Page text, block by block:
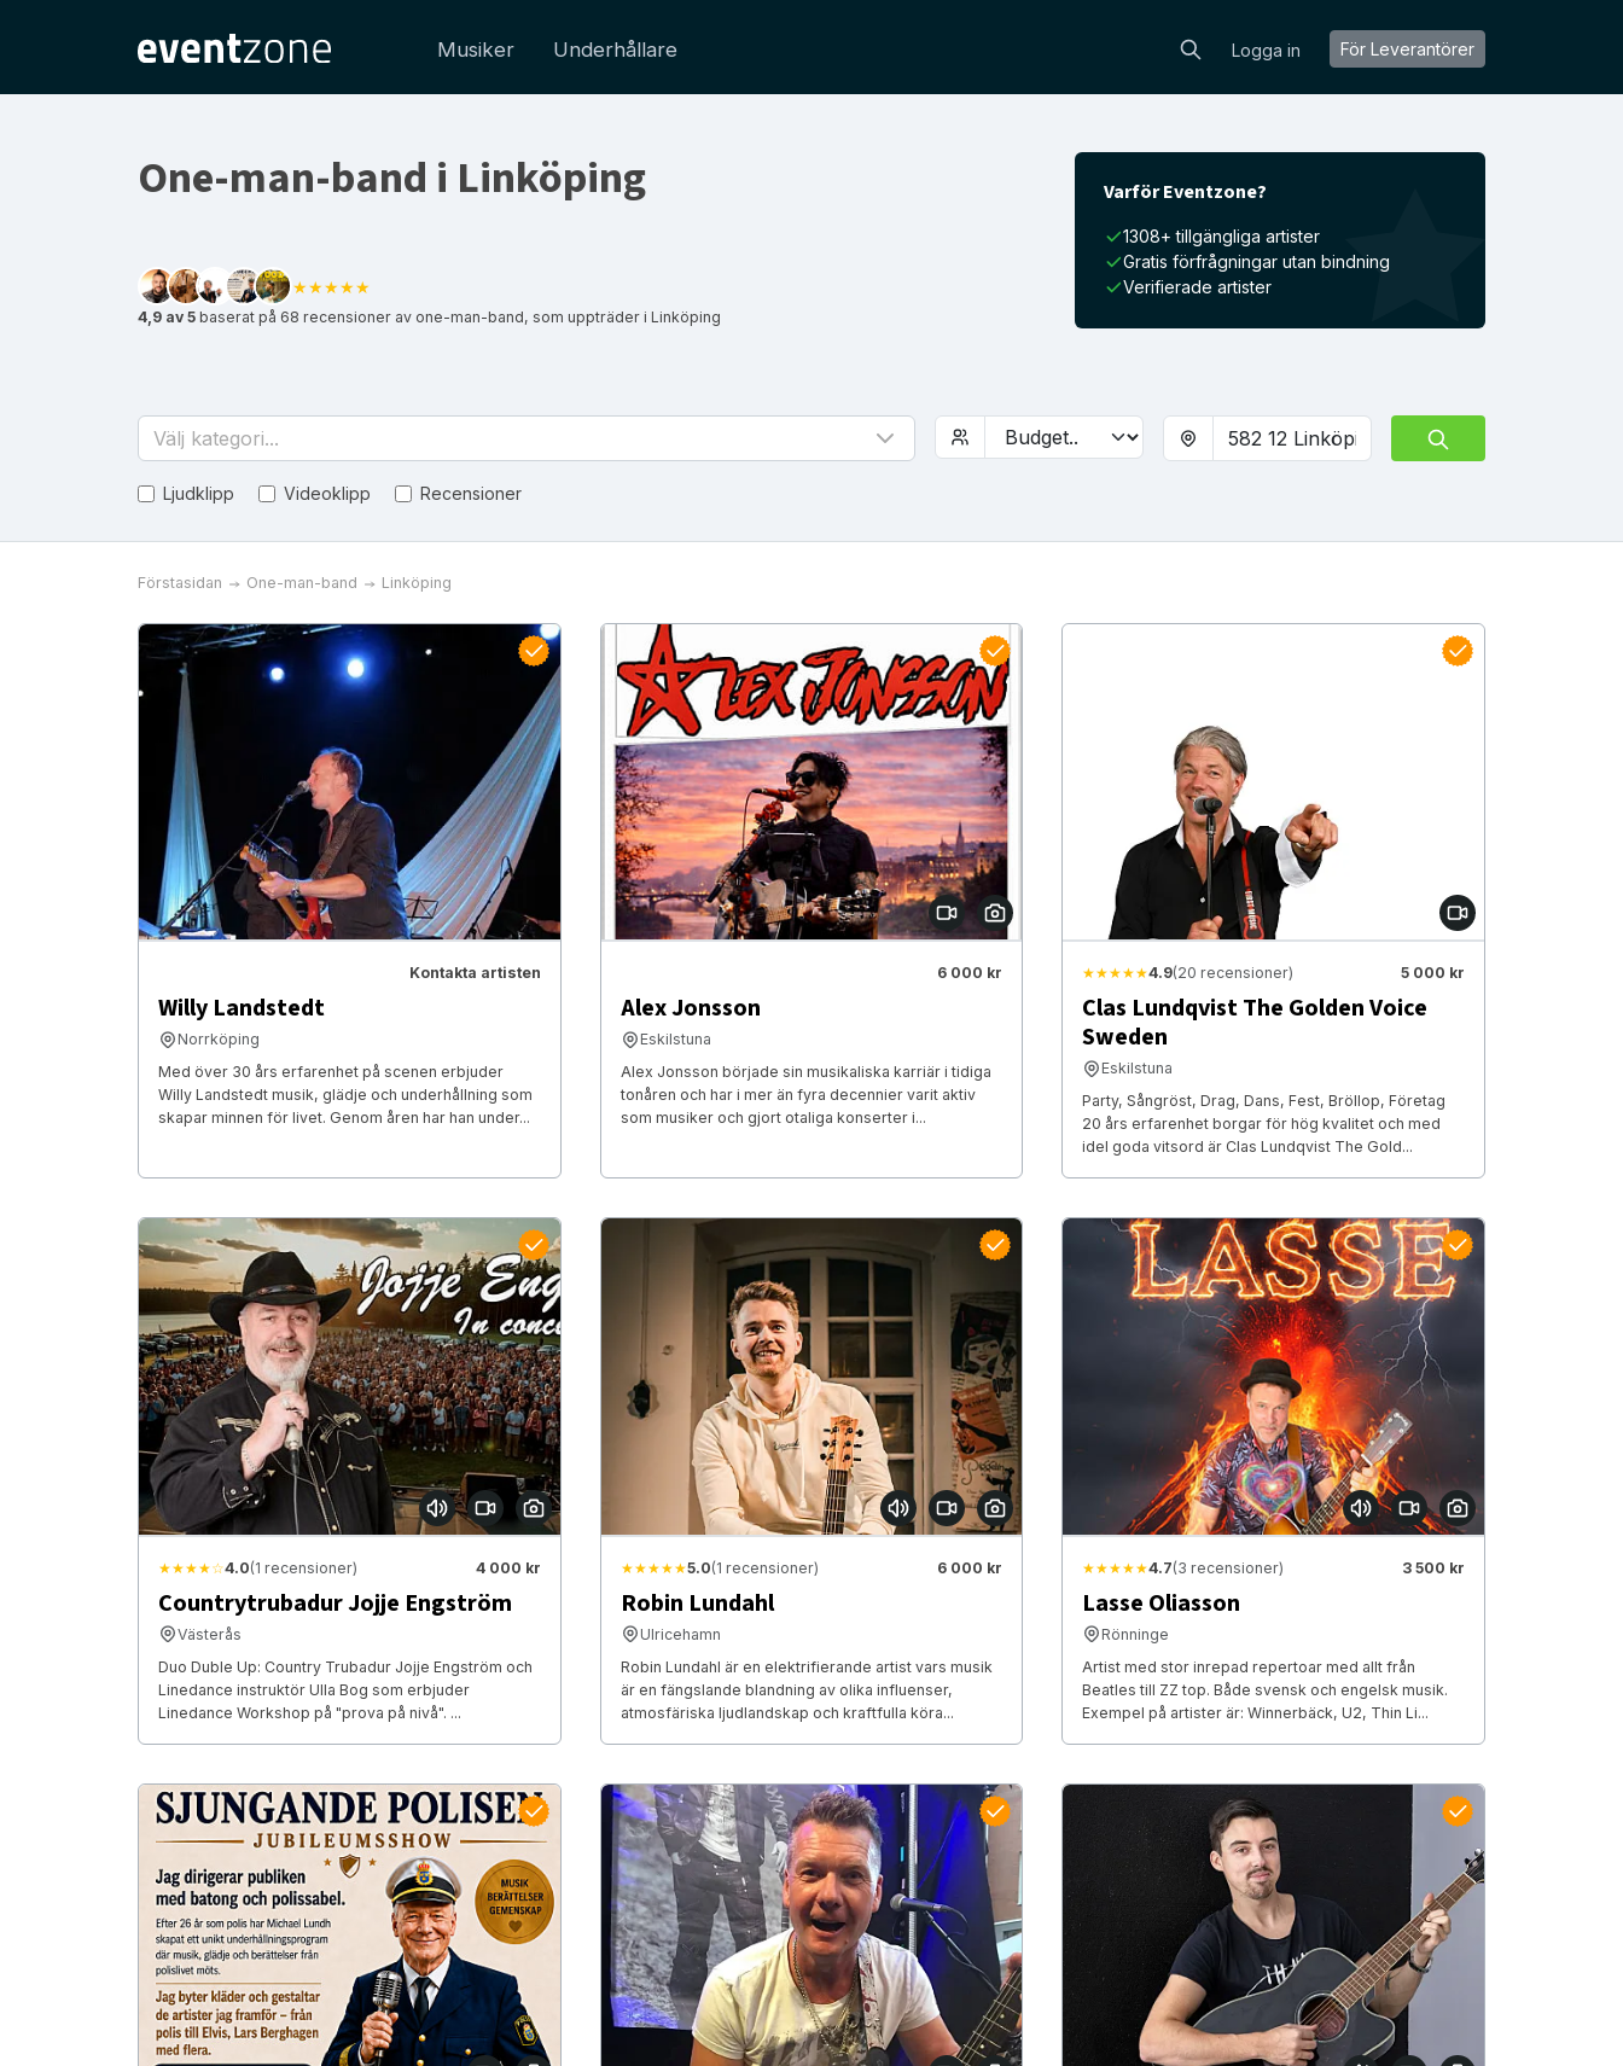
Musiker Underhållare Logga in För Leverantörer
One-man-band i Linköping
★★★★★
4,9 av 5 baserat på 68 recensioner av one-man-band, som uppträder i Linköping
Varför Eventzone?
1308+ tillgängliga artister
Gratis förfrågningar utan bindning
Verifierade artister
Välj kategori...
Ljudklipp Videoklipp Recensioner
Förstasidan One-man-band Linköping
Kontakta artisten
Willy Landstedt
Norrköping
Med över 30 års erfarenhet på scenen erbjuder
Willy Landstedt musik, glädje och underhållning som
skapar minnen för livet. Genom åren har han under...
6 000 kr
Alex Jonsson
Eskilstuna
Alex Jonsson började sin musikaliska karriär i tidiga
tonåren och har i mer än fyra decennier varit aktiv
som musiker och gjort otaliga konserter i...
★★★★★4.9(20 recensioner) 5 000 kr
Clas Lundqvist The Golden Voice
Sweden
Eskilstuna
Party, Sångröst, Drag, Dans, Fest, Bröllop, Företag
20 års erfarenhet borgar för hög kvalitet och med
idel goda vitsord är Clas Lundqvist The Gold...
★★★★☆4.0(1 recensioner) 4 000 kr
Countrytrubadur Jojje Engström
Västerås
Duo Duble Up: Country Trubadur Jojje Engström och
Linedance instruktör Ulla Bog som erbjuder
Linedance Workshop på "prova på nivå". ...
★★★★★5.0(1 recensioner) 6 000 kr
Robin Lundahl
Ulricehamn
Robin Lundahl är en elektrifierande artist vars musik
är en fängslande blandning av olika influenser,
atmosfäriska ljudlandskap och kraftfulla köra...
★★★★★4.7(3 recensioner) 3 500 kr
Lasse Oliasson
Rönninge
Artist med stor inrepad repertoar med allt från
Beatles till ZZ top. Både svensk och engelsk musik.
Exempel på artister är: Winnerbäck, U2, Thin Li...